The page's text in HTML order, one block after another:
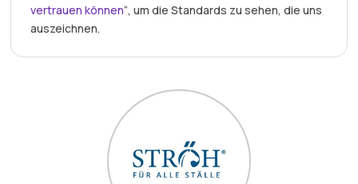
vertrauen können“, um die Standards zu sehen, die uns
auszeichnen.